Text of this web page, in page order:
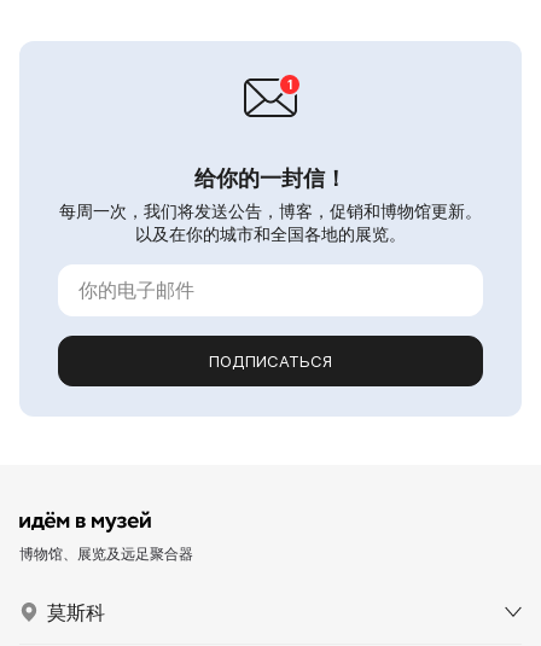
给你的一封信！
每周一次，我们将发送公告，博客，促销和博物馆更新。
以及在你的城市和全国各地的展览。
ПОДПИСАТЬСЯ
博物馆、展览及远足聚合器
莫斯科